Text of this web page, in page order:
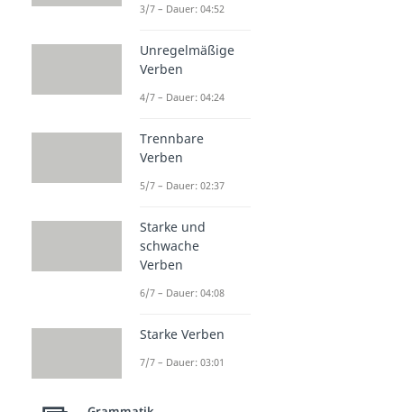
3/7 – Dauer: 04:52
Unregelmäßige
Verben
4/7 – Dauer: 04:24
Trennbare
Verben
5/7 – Dauer: 02:37
Starke und
schwache
Verben
6/7 – Dauer: 04:08
Starke Verben
7/7 – Dauer: 03:01